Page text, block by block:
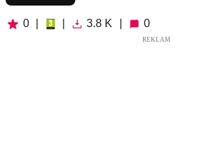
0 3.8 K 0
REKLAM